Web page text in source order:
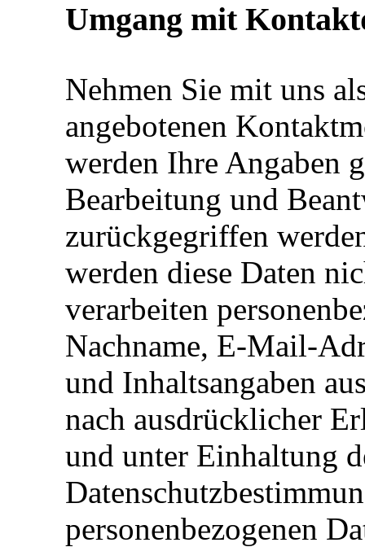
Umgang mit
Nehmen Sie mit uns
angebotenen
werden Ihre Angaben
Bearbeitung und
zurückgegriffen
werden diese Daten
verarbeiten
Nachname, E-Mail-
und Inhaltsangaben
nach ausdrücklicher
und unter Einhaltung
personenbezogenen